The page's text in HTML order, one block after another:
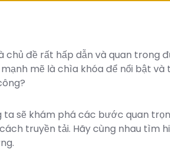
chủ đề rất hấp dẫn và quan
mạnh mẽ là chìa khóa để nổi bật
sẽ khám phá các bước quan
truyền tải. Hãy cùng nhau